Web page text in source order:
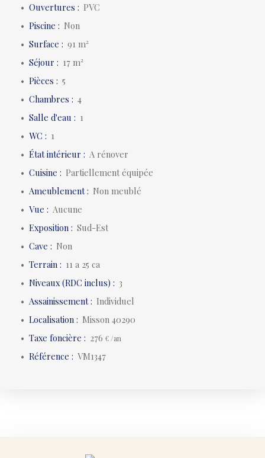
Ouvertures : PVC
Piscine : Non
Surface : 91m²
Séjour : 17m²
Pièces : 5
Chambres : 4
Salle d'eau : 1
WC : 1
État intérieur : A rénover
Cuisine : Partiellement équipée
Ameublement: Non meublé
Vue : Aucune
Exposition : Sud-Est
Cave : Non
Terrain : 11 a 25 ca
Niveaux (RDC inclus) : 3
Assainissement: Individuel
Localisation : Misson 40290
Taxe foncière : 276€ /an
Référence : VM1347